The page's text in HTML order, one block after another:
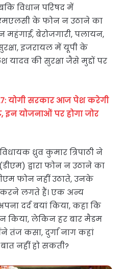
विधान परिषद में
एमएलसी के फोन न उठाने का
महंगाई, बेरोजगारी, पलायन,
इजरायल में यूपी के
की सुरक्षा जैसे मुद्दों पर
योगी सरकार आज पेश करेगी
योजनाओं पर होगा जोर
ध्रुव कुमार त्रिपाठी ने
द्वारा फोन न उठाने का
फोन नहीं उठाते, उनके
करने लगते हैं। एक अन्य
दर्द बयां किया, कहा कि
किया, लेकिन हर बार मैडम
तंज कसा, दुर्गा नाग कहां
नहीं हो सकती?